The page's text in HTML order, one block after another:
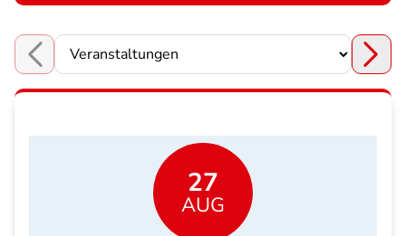
Choose a section
27
AUG